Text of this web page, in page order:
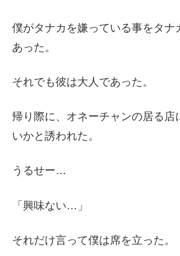
僕がタナカを嫌っている事をタナ
あった。
それでも彼は大人であった。
帰り際に、オネーチャンの居る店
いかと誘われた。
うるせー…
「興味ない…」
それだけ言って僕は席を立った。